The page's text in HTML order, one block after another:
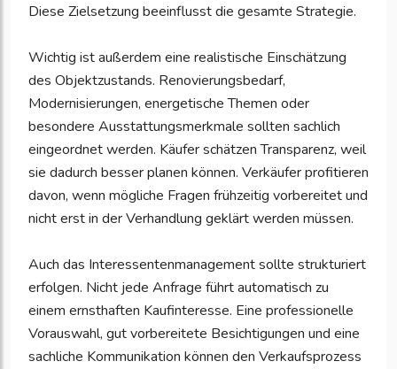
Diese Zielsetzung beeinflusst die gesamte Strategie.
Wichtig ist außerdem eine realistische Einschätzung
des Objektzustands. Renovierungsbedarf,
Modernisierungen, energetische Themen oder
besondere Ausstattungsmerkmale sollten sachlich
eingeordnet werden. Käufer schätzen Transparenz, weil
sie dadurch besser planen können. Verkäufer profitieren
davon, wenn mögliche Fragen frühzeitig vorbereitet und
nicht erst in der Verhandlung geklärt werden müssen.
Auch das Interessentenmanagement sollte strukturiert
erfolgen. Nicht jede Anfrage führt automatisch zu
einem ernsthaften Kaufinteresse. Eine professionelle
Vorauswahl, gut vorbereitete Besichtigungen und eine
sachliche Kommunikation können den Verkaufsprozess